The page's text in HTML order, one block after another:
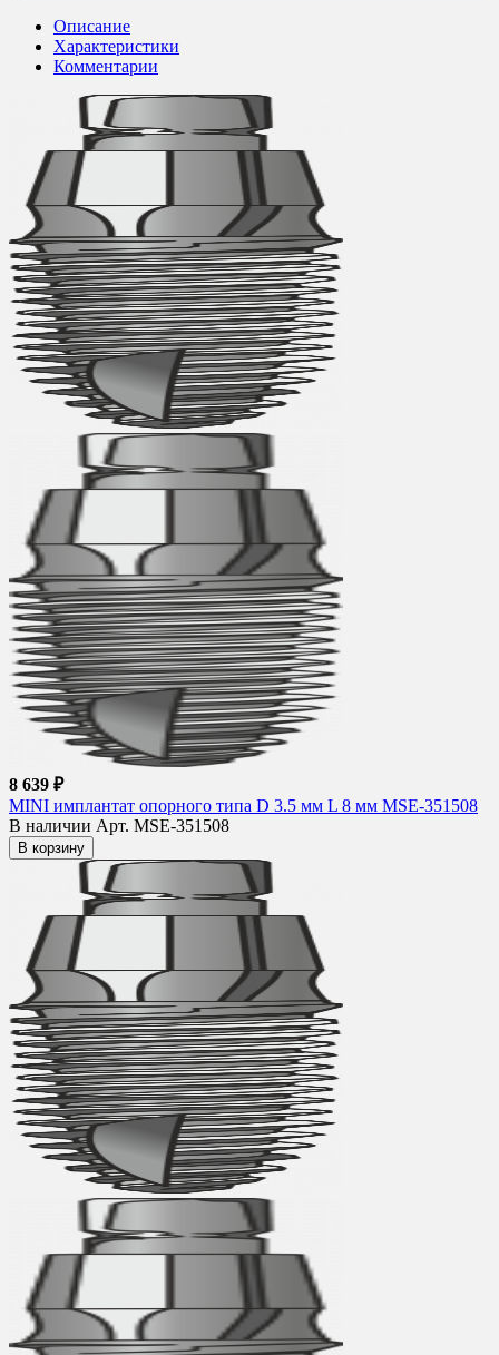
Описание
Характеристики
Комментарии
8 639 ₽
MINI имплантат опорного типа D 3.5 мм L 8 мм MSE-351508
В наличии Арт. MSE-351508
В корзину